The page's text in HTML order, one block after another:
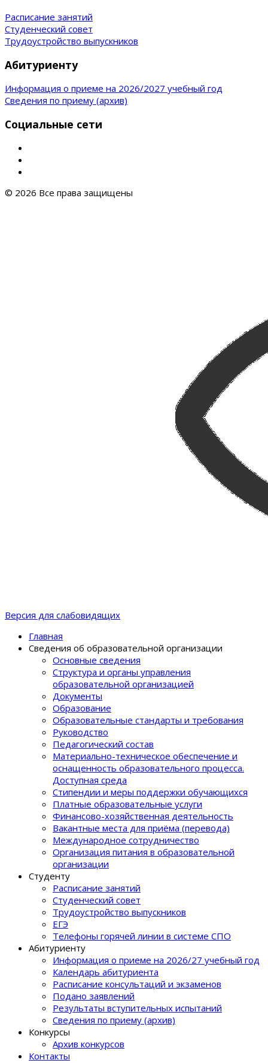
Расписание занятий
Студенческий совет
Трудоустройство выпускников
Абитуриенту
Информация о приеме на 2026/2027 учебный год
Сведения по приему (архив)
Социальные сети
© 2026 Все права защищены
Версия для слабовидящих
Главная
Сведения об образовательной организации
Основные сведения
Структура и органы управления
образовательной организацией
Документы
Образование
Образовательные стандарты и требования
Руководство
Педагогический состав
Материально-техническое обеспечение и
оснащенность образовательного процеcса.
Доступная среда
Стипендии и меры поддержки обучающихся
Платные образовательные услуги
Финансово-хозяйственная деятельность
Вакантные места для приёма (перевода)
Международное сотрудничество
Организация питания в образовательной
организации
Студенту
Расписание занятий
Студенческий совет
Трудоустройство выпускников
ЕГЭ
Телефоны горячей линии в системе СПО
Абитуриенту
Информация о приеме на 2026/27 учебный год
Календарь абитуриента
Расписание консультаций и экзаменов
Подано заявлений
Результаты вступительных испытаний
Сведения по приему (архив)
Конкурсы
Архив конкурсов
Контакты